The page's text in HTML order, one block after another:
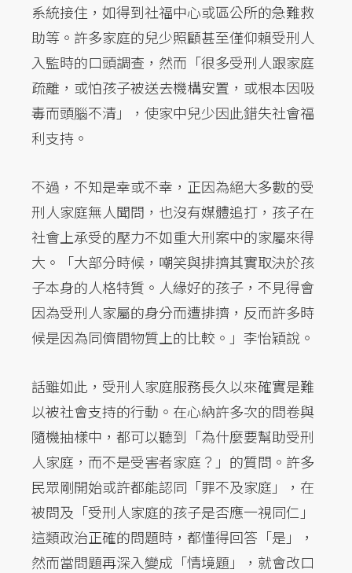
系統接住，如得到社福中心或區公所的急難救
助等。許多家庭的兒少照顧甚至僅仰賴受刑人
入監時的口頭調查，然而「很多受刑人跟家庭
疏離，或怕孩子被送去機構安置，或根本因吸
毒而頭腦不清」，使家中兒少因此錯失社會福
利支持。
不過，不知是幸或不幸，正因為絕大多數的受
刑人家庭無人聞問，也沒有媒體追打，孩子在
社會上承受的壓力不如重大刑案中的家屬來得
大。「大部分時候，嘲笑與排擠其實取決於孩
子本身的人格特質。人緣好的孩子，不見得會
因為受刑人家屬的身分而遭排擠，反而許多時
候是因為同儕間物質上的比較。」李怡穎說。
話雖如此，受刑人家庭服務長久以來確實是難
以被社會支持的行動。在心納許多次的問卷與
隨機抽樣中，都可以聽到「為什麼要幫助受刑
人家庭，而不是受害者家庭？」的質問。許多
民眾剛開始或許都能認同「罪不及家庭」，在
被問及「受刑人家庭的孩子是否應一視同仁」
這類政治正確的問題時，都懂得回答「是」，
然而當問題再深入變成「情境題」，就會改口